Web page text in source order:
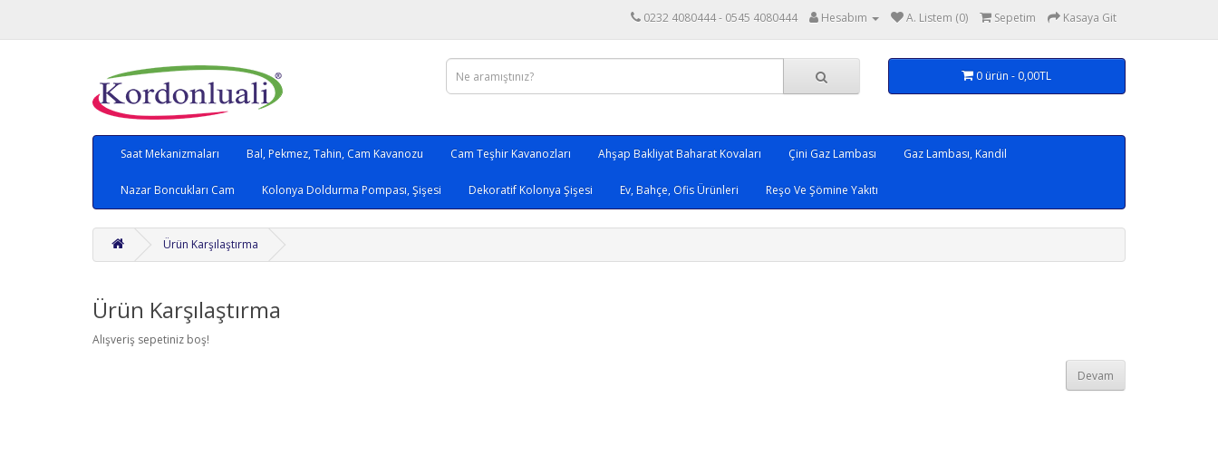
0232 4080444 - 0545 4080444 Hesabım A. Listem (0) Sepetim Kasaya Git
0 ürün - 0,00TL
Saat Mekanizmaları Bal, Pekmez, Tahin, Cam Kavanozu Cam Teşhir Kavanozları Ahşap Bakliyat Baharat Kovaları Çini Gaz Lambası Gaz Lambası, Kandil
Nazar Boncukları Cam Kolonya Doldurma Pompası, Şişesi Dekoratif Kolonya Şişesi Ev, Bahçe, Ofis Ürünleri Reşo Ve Şömine Yakıtı
Ürün Karşılaştırma
Ürün Karşılaştırma
Alışveriş sepetiniz boş!
Devam